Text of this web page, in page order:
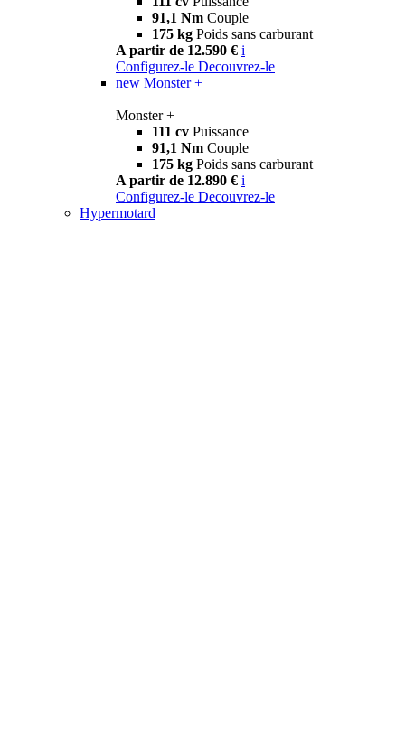
91,1 Nm Couple
175 kg Poids sans carburant
A partir de 12.590 € i
Configurez-le Decouvrez-le
new Monster +
Monster +
111 cv Puissance
91,1 Nm Couple
175 kg Poids sans carburant
A partir de 12.890 € i
Configurez-le Decouvrez-le
Hypermotard